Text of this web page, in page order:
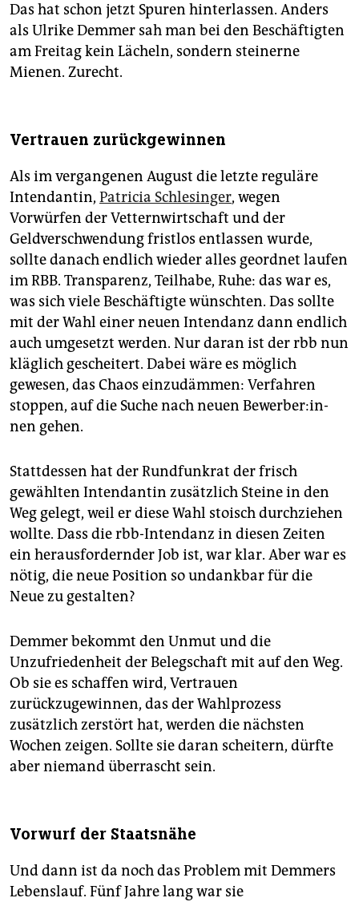
Das hat schon jetzt Spuren hinterlassen. Anders
als Ulrike Demmer sah man bei den Beschäftigten
am Freitag kein Lächeln, sondern steinerne
Mienen. Zurecht.
Vertrauen zurückgewinnen
Als im vergangenen August die letzte reguläre
Intendantin, Patricia Schlesinger, wegen
Vorwürfen der Vetternwirtschaft und der
Geldverschwendung fristlos entlassen wurde,
sollte danach endlich wieder alles geordnet laufen
im RBB. Transparenz, Teilhabe, Ruhe: das war es,
was sich viele Beschäftigte wünschten. Das sollte
mit der Wahl einer neuen Intendanz dann endlich
auch umgesetzt werden. Nur daran ist der rbb nun
kläglich gescheitert. Dabei wäre es möglich
gewesen, das Chaos einzudämmen: Verfahren
stoppen, auf die Suche nach neuen Be­wer­be­r:in­
nen gehen.
Stattdessen hat der Rundfunkrat der frisch
gewählten Intendantin zusätzlich Steine in den
Weg gelegt, weil er diese Wahl stoisch durchziehen
wollte. Dass die rbb-Intendanz in diesen Zeiten
ein herausfordernder Job ist, war klar. Aber war es
nötig, die neue Position so undankbar für die
Neue zu gestalten?
Demmer bekommt den Unmut und die
Unzufriedenheit der Belegschaft mit auf den Weg.
Ob sie es schaffen wird, Vertrauen
zurückzugewinnen, das der Wahlprozess
zusätzlich zerstört hat, werden die nächsten
Wochen zeigen. Sollte sie daran scheitern, dürfte
aber niemand überrascht sein.
Vorwurf der Staatsnähe
Und dann ist da noch das Problem mit Demmers
Lebenslauf. Fünf Jahre lang war sie